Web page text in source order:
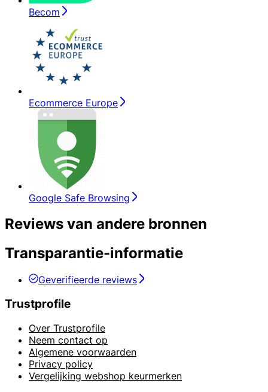
Becom
Ecommerce Europe
Google Safe Browsing
Reviews van andere bronnen
Transparantie-informatie
Geverifieerde reviews
Trustprofile
Over Trustprofile
Neem contact op
Algemene voorwaarden
Privacy policy
Vergelijking webshop keurmerken